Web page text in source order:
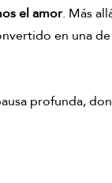
Head Spa
el amor. Más
en una
profunda,